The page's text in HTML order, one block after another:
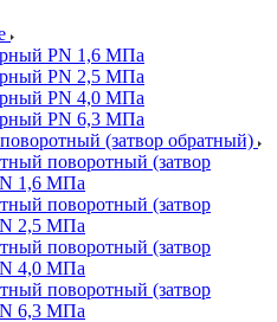
PN 1,6 МПа
PN 2,5 МПа
PN 4,0 МПа
PN 6,3 МПа
(затвор обратный)
поворотный (затвор
1,6 МПа
поворотный (затвор
2,5 МПа
поворотный (затвор
4,0 МПа
поворотный (затвор
6,3 МПа